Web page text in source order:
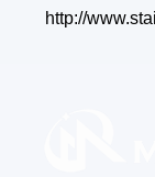
http://